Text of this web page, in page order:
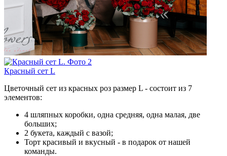
Красный сет L
Цветочный сет из красных роз размер L - состоит из 7
элементов:
4 шляпных коробки, одна средняя, одна малая, две
больших;
2 букета, каждый с вазой;
Торт красивый и вкусный - в подарок от нашей
команды.